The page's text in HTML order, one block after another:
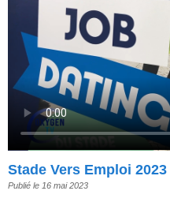
Stade Vers Emploi 2023
Publié le 16 mai 2023